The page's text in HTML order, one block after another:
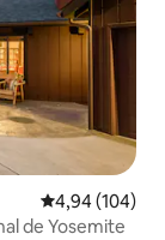
4,94 de uma
4,94 (104)
de Yosemite